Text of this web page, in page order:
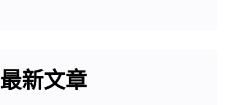
最新文章